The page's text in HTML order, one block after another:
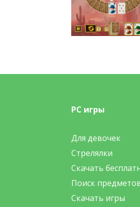
PC игры
Для девочек
Стрелялки
Скачать
Поиск
Скачать игры